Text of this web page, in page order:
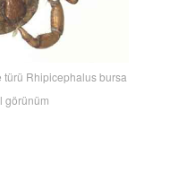
türü Rhipicephalus bursa
görünüm